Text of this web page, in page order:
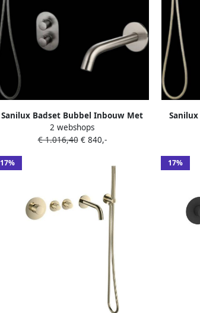
Sanilux Badset Bubbel Inbouw Met
Box Thermostaat Gunmetal
2 webshops
€ 1.016,40€ 840,-
Box
17% 17%